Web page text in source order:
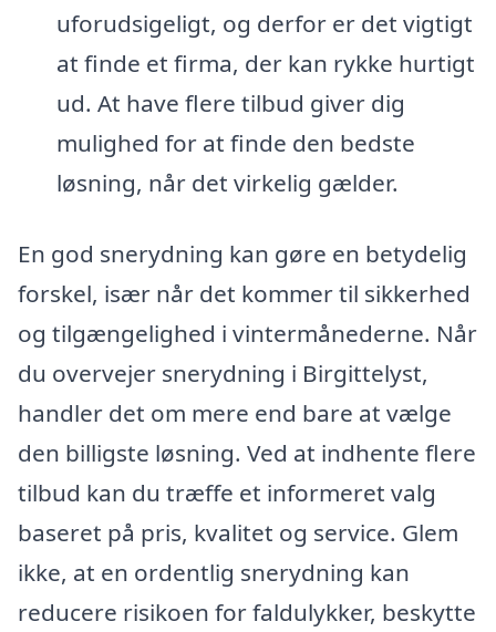
uforudsigeligt, og derfor er det vigtigt
at finde et firma, der kan rykke hurtigt
ud. At have flere tilbud giver dig
mulighed for at finde den bedste
løsning, når det virkelig gælder.
En god snerydning kan gøre en betydelig
forskel, især når det kommer til sikkerhed
og tilgængelighed i vintermånederne. Når
du overvejer snerydning i Birgittelyst,
handler det om mere end bare at vælge
den billigste løsning. Ved at indhente flere
tilbud kan du træffe et informeret valg
baseret på pris, kvalitet og service. Glem
ikke, at en ordentlig snerydning kan
reducere risikoen for faldulykker, beskytte